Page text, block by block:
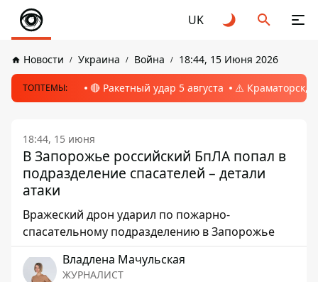
UK
Новости Украина Война 18:44, 15 Июня 2026
ТОПТЕМЫ: 🔴 Ракетный удар 5 августа ⚠️ Краматорск,
18:44, 15 июня
В Запорожье российский БпЛА попал в
подразделение спасателей – детали
атаки
Вражеский дрон ударил по пожарно-
спасательному подразделению в Запорожье
Владлена Мачульская
ЖУРНАЛИСТ